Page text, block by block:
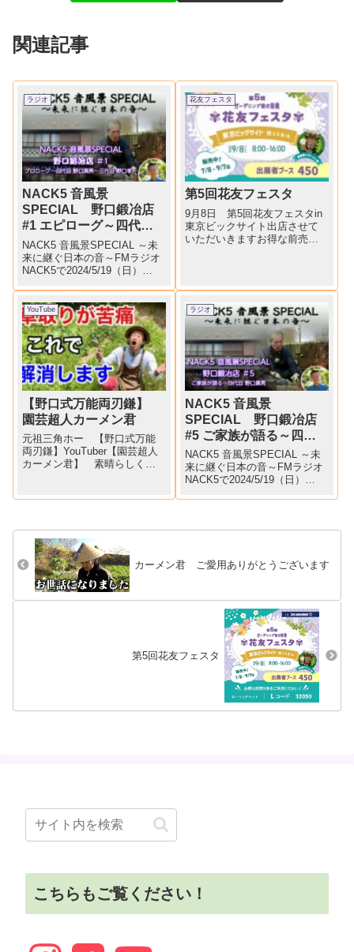
関連記事
ラジオ
NACK5 音風景
SPECIAL 野口鍛冶店
#1 エピローグ～四代目
野口廣男～三代目 野口孝
一
NACK5 音風景SPECIAL ～未
来に継ぐ日本の音～FMラジオ
NACK5で2024/5/19（日）
放送されました。野口鍛冶店
#1 エピローグ～四代目 野口廣
男～三代目 野口孝一（12:19）
▶ N...
花友フェスタ
第5回花友フェスタ
9月8日 第5回花友フェスタin
東京ビックサイト出店させて
いただいきますお得な前売り
いたしますお誘いあわせの
上、ご来場お待ちしておりま
すまた、インスタグラム・X・
Yo...
YouTube
【野口式万能両刃鎌】
園芸超人カーメン君
元祖三角ホー 【野口式万能
両刃鎌】YouTuber【園芸超人
カーメン君】 素晴らしく紹
て、とても解りやすく使って
せ・畝間・畑・家庭菜園
ラジオ
NACK5 音風景
SPECIAL 野口鍛冶店
#5 ご家族が語る～四代
目 野口廣男
NACK5 音風景SPECIAL ～未
来に継ぐ日本の音～FMラジオ
NACK5で2024/5/19（日）
廣男（03:58）▶ NACK5 音風
カーメン君 ご愛用ありがとうございます
第5回花友フェスタ
こちらもご覧ください！